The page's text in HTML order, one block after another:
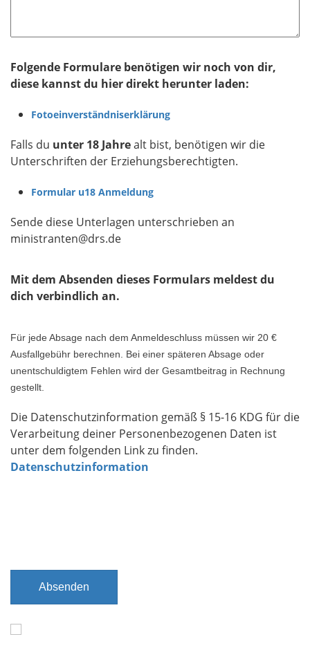
Folgende Formulare benötigen wir noch von dir,
diese kannst du hier direkt herunter laden:
Fotoeinverständniserklärung
Falls du unter 18 Jahrealt bist, benötigen wir die
Unterschriften der Erziehungsberechtigten.
Formular u18 Anmeldung
Sende diese Unterlagen unterschrieben an
ministranten@drs.de
Mit dem Absenden dieses Formulars meldest du
dich verbindlich an.
Für jede Absage nach dem Anmeldeschluss müssen wir 20 €
Ausfallgebühr berechnen. Bei einer späteren Absage oder
unentschuldigtem Fehlen wird der Gesamtbeitrag in Rechnung
gestellt.
Die Datenschutzinformation gemäß § 15-16 KDG für die
Verarbeitung deiner Personenbezogenen Daten ist
unter dem folgenden Link zu finden.
Datenschutzinformation
Absenden